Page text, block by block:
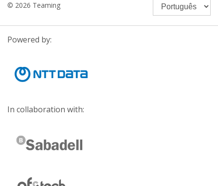
© 2026 Teaming
Powered by:
In collaboration with: